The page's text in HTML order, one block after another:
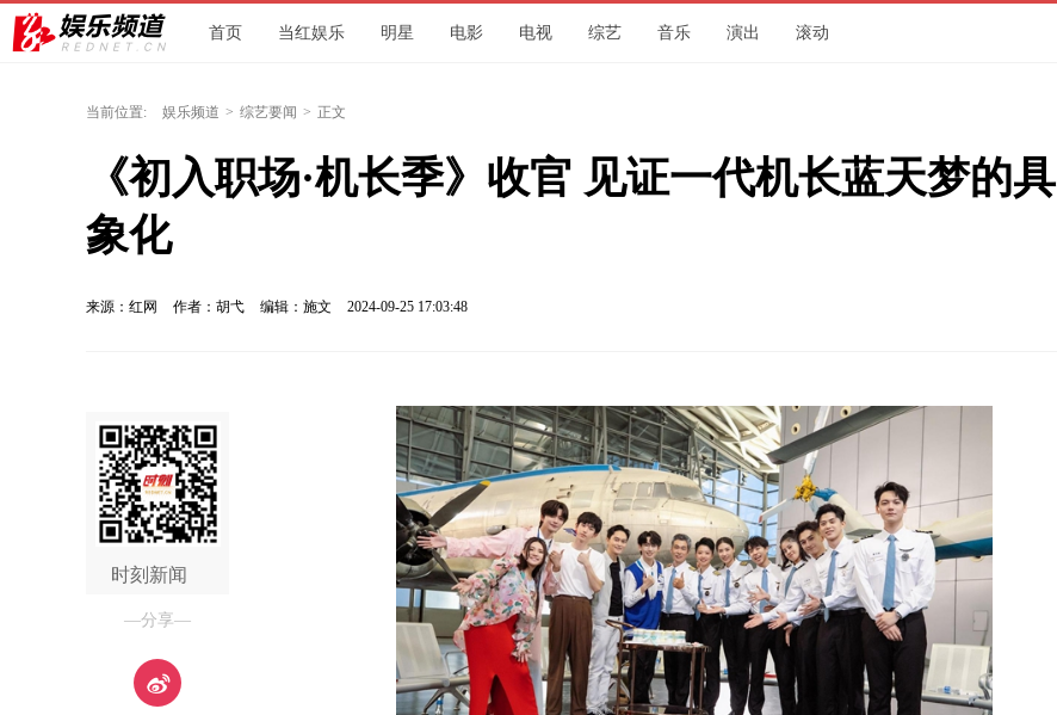
首页 当红娱乐 明星 电影 电视 综艺 音乐 演出 滚动
当前位置: 娱乐频道 > 综艺要闻 > 正文
《初入职场·机长季》收官 见证一代机长蓝天梦的具
象化
来源：红网 作者：胡弋 编辑：施文 2024-09-25 17:03:48
时刻新闻
—分享—